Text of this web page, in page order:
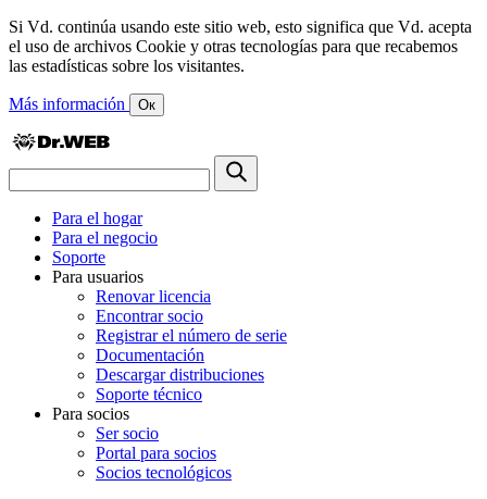
Si Vd. continúa usando este sitio web, esto significa que Vd. acepta
el uso de archivos Cookie y otras tecnologías para que recabemos
las estadísticas sobre los visitantes.
Más información Ок
Para el hogar
Para el negocio
Soporte
Para usuarios
Renovar licencia
Encontrar socio
Registrar el número de serie
Documentación
Descargar distribuciones
Soporte técnico
Para socios
Ser socio
Portal para socios
Socios tecnológicos